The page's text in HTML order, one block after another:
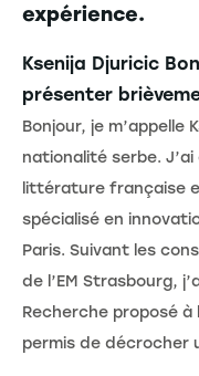
expérience.
Ksenija Djuricic
présenter
Bonjour, je m’appelle
nationalité serbe.
littérature française
spécialisé en
Paris. Suivant les
de l’EM Strasbourg,
Recherche proposé à
permis de décrocher